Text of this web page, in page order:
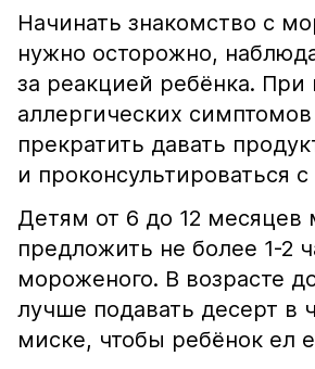
Начинать знакомство с
нужно осторожно,
за реакцией ребёнка. При
аллергических
прекратить давать
и проконсультироваться
Детям от 6 до 12 месяцев
предложить не более 1-2
мороженого. В возрасте
лучше подавать десерт в
миске, чтобы ребёнок ел